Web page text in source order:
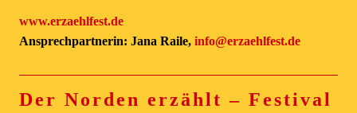
www.erzaehlfest.de
Ansprechpartnerin: Jana Raile, info@erzaehlfest.de
Der Norden erzählt – Festival